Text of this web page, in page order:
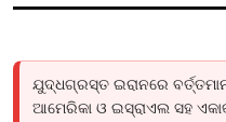
ଯୁଦ୍ଧଗ୍ରସ୍ତ ଇରାନରେ
ଆମେରିକା ଓ ଇସ୍ରାଏଲ ସହ